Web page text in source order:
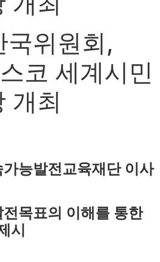
국위원회,
코 세계시민
개최
능발전교육재단 이사
목표의 이해를 통한
시